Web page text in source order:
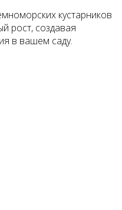
кустарников
рост, создавая
в вашем саду.